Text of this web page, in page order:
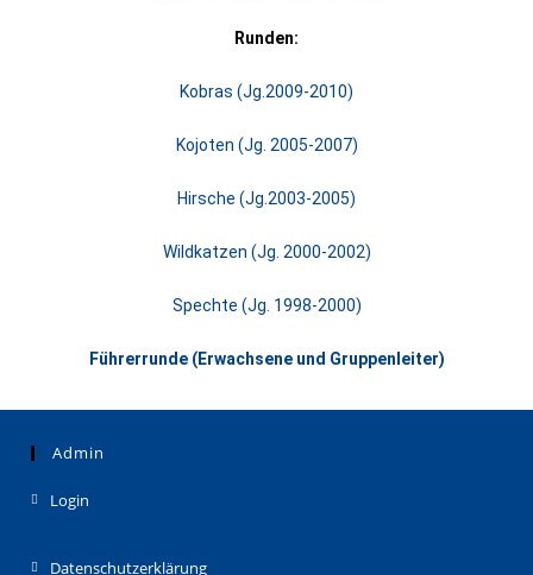
Runden:
Kobras (Jg.2009-2010)
Kojoten (Jg. 2005-2007)
Hirsche (Jg.2003-2005)
Wildkatzen (Jg. 2000-2002)
Spechte (Jg. 1998-2000)
Führerrunde (Erwachsene und Gruppenleiter)
Admin
Login
Datenschutzerklärung